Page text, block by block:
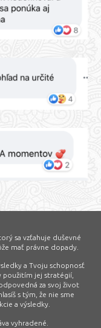
sa vzťahuje duševné
mať právne dopady.
a Tvoju schopnosť
použitím jej stratégií,
za svoj život
s tým, že nie sme
a výsledky.
vyhradené.